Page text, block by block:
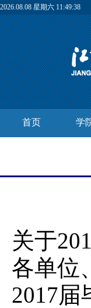
2026.08.08 星期六 11:49:39
首页 学
关于
各单位
2017